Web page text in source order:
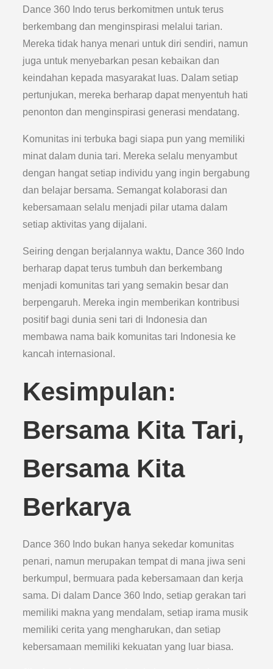
Dance 360 Indo terus berkomitmen untuk terus
berkembang dan menginspirasi melalui tarian.
Mereka tidak hanya menari untuk diri sendiri, namun
juga untuk menyebarkan pesan kebaikan dan
keindahan kepada masyarakat luas. Dalam setiap
pertunjukan, mereka berharap dapat menyentuh hati
penonton dan menginspirasi generasi mendatang.
Komunitas ini terbuka bagi siapa pun yang memiliki
minat dalam dunia tari. Mereka selalu menyambut
dengan hangat setiap individu yang ingin bergabung
dan belajar bersama. Semangat kolaborasi dan
kebersamaan selalu menjadi pilar utama dalam
setiap aktivitas yang dijalani.
Seiring dengan berjalannya waktu, Dance 360 Indo
berharap dapat terus tumbuh dan berkembang
menjadi komunitas tari yang semakin besar dan
berpengaruh. Mereka ingin memberikan kontribusi
positif bagi dunia seni tari di Indonesia dan
membawa nama baik komunitas tari Indonesia ke
kancah internasional.
Kesimpulan:
Bersama Kita Tari,
Bersama Kita
Berkarya
Dance 360 Indo bukan hanya sekedar komunitas
penari, namun merupakan tempat di mana jiwa seni
berkumpul, bermuara pada kebersamaan dan kerja
sama. Di dalam Dance 360 Indo, setiap gerakan tari
memiliki makna yang mendalam, setiap irama musik
memiliki cerita yang mengharukan, dan setiap
kebersamaan memiliki kekuatan yang luar biasa.